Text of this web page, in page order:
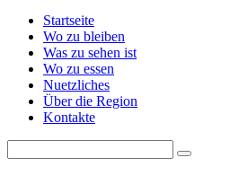
Startseite
Wo zu bleiben
Was zu sehen ist
Wo zu essen
Nuetzliches
Über die Region
Kontakte